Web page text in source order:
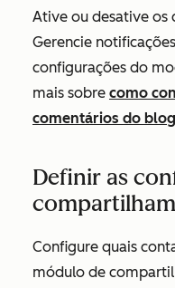
Ative ou desative os
Gerencie
configurações do
mais sobre como
comentários do blog
Definir as
Configure quais
módulo de